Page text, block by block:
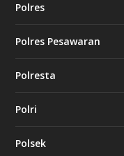
Polres
Polres Pesawaran
Polresta
Polri
Polsek